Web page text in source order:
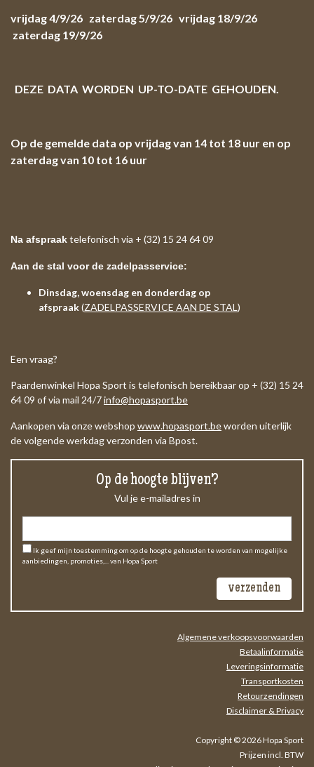
vrijdag 4/9/26 zaterdag 5/9/26 vrijdag 18/9/26
zaterdag 19/9/26
DEZE DATA WORDEN UP-TO-DATE GEHOUDEN.
Op de gemelde data op vrijdag van 14 tot 18 uur en op
zaterdag van 10 tot 16 uur
Na afspraaktelefonisch via + (32) 15 24 64 09
Aan de stal voor de zadelpasservice:
Dinsdag, woensdag en donderdag op
afspraak(ZADELPASSERVICE AAN DE STAL )
Een vraag?
Paardenwinkel Hopa Sport is telefonisch bereikbaar op + (32) 15 24
64 09 of via mail 24/7info@hopasport.be
Aankopen via onze webshop www.hopasport.beworden uiterlijk
de volgende werkdag verzonden via Bpost.
Op de hoogte blijven?
Vul je e-mailadres in
Ik geef mijn toestemming om op de hoogte gehouden te worden van mogelijke
aanbiedingen, promoties,... van Hopa Sport
Algemene verkoopsvoorwaarden
Betaalinformatie
Leveringsinformatie
Transportkosten
Retourzendingen
Disclaimer & Privacy
Copyright © 2026 Hopa Sport
Prijzen incl. BTW